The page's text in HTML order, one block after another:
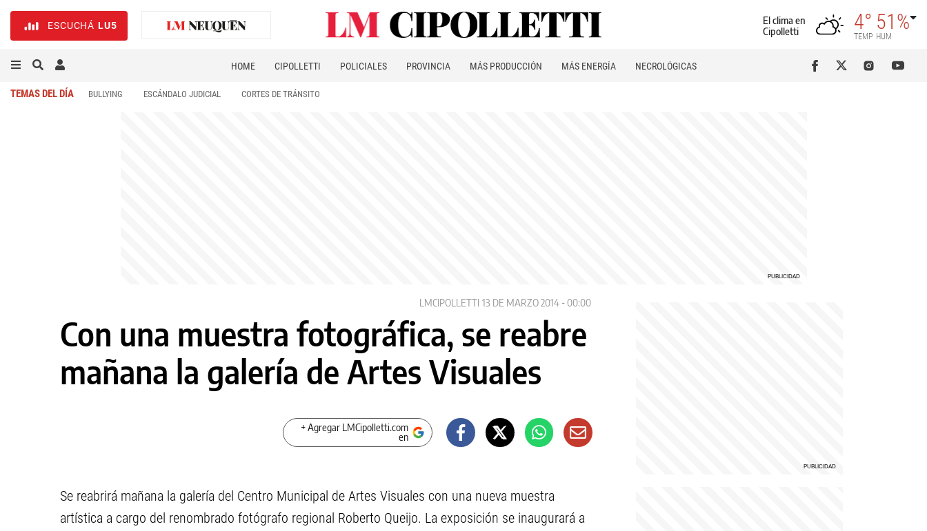
ESCUCHÁ LU5
El clima en
Cipolletti
4°
TEMP
51%
HUM
HOME CIPOLLETTI POLICIALES PROVINCIA MÁS PRODUCCIÓN MÁS ENERGÍA NECROLÓGICAS
TEMAS DEL DÍA BULLYING ESCÁNDALO JUDICIAL CORTES DE TRÁNSITO
LMCIPOLLETTI 13 DE MARZO 2014 - 00:00
Con una muestra fotográfica, se reabre
mañana la galería de Artes Visuales
+ Agregar LMCipolletti.com
en
Se reabrirá mañana la galería del Centro Municipal de Artes Visuales con una nueva muestra
artística a cargo del renombrado fotógrafo regional Roberto Queijo. La exposición se inaugurará a